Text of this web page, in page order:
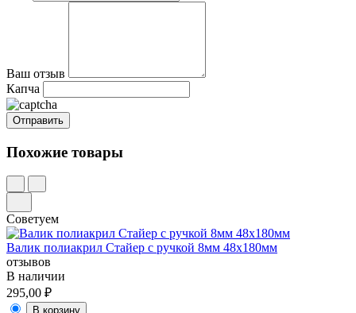
Ваш отзыв
Капча
Похожие товары
Советуем
Валик полиакрил Стайер с ручкой 8мм 48х180мм
отзывов
В наличии
295,00 ₽
В корзину